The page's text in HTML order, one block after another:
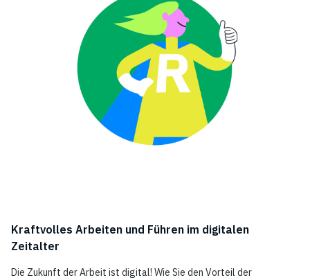
Kraftvolles Arbeiten und Führen im digitalen
Zeitalter
Die Zukunft der Arbeit ist digital! Wie Sie den Vorteil der